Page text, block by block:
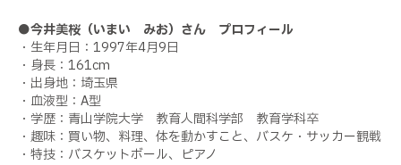
●今井美桜（いまい みお）さん プロフィール
・生年月日：1997年4月9日
・身長：161cm
・出身地：埼玉県
・血液型：A型
・学歴：青山学院大学 教育人間科学部 教育学科卒
・趣味：買い物、料理、体を動かすこと、バスケ・サッカー観戦
・特技：バスケットボール、ピアノ